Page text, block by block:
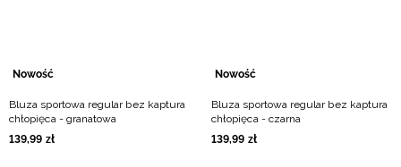
Nowość
Bluza sportowa regular bez kaptura
chłopięca - granatowa
139,99 zł
Nowość
Bluza sportowa regular bez kaptura
chłopięca - czarna
139,99 zł
Słowacki / EUR
Ukraiński / UAH